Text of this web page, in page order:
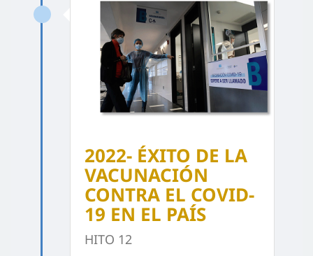
2022- ÉXITO DE LA
VACUNACIÓN
CONTRA EL COVID-
19 EN EL PAÍS
HITO 12